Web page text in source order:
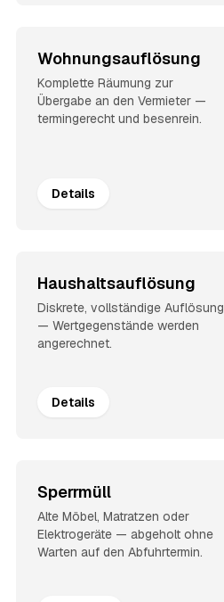
Wohnungsauflösung
Komplette Räumung zur
Übergabe an den Vermieter —
termingerecht und besenrein.
Details
Haushaltsauflösung
Diskrete, vollständige Auflösung
— Wertgegenstände werden
angerechnet.
Details
Sperrmüll
Alte Möbel, Matratzen oder
Elektrogeräte — abgeholt ohne
Warten auf den Abfuhrtermin.